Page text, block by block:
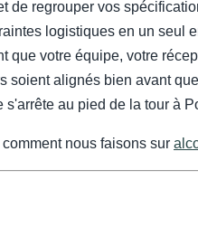
de regrouper vos
logistiques en un seul
que votre équipe, votre
soient alignés bien avant
s'arrête au pied de la tour à
nous faisons sur